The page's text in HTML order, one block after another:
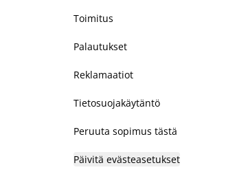
Toimitus
Palautukset
Reklamaatiot
Tietosuojakäytäntö
Peruuta sopimus tästä
Päivitä evästeasetukset